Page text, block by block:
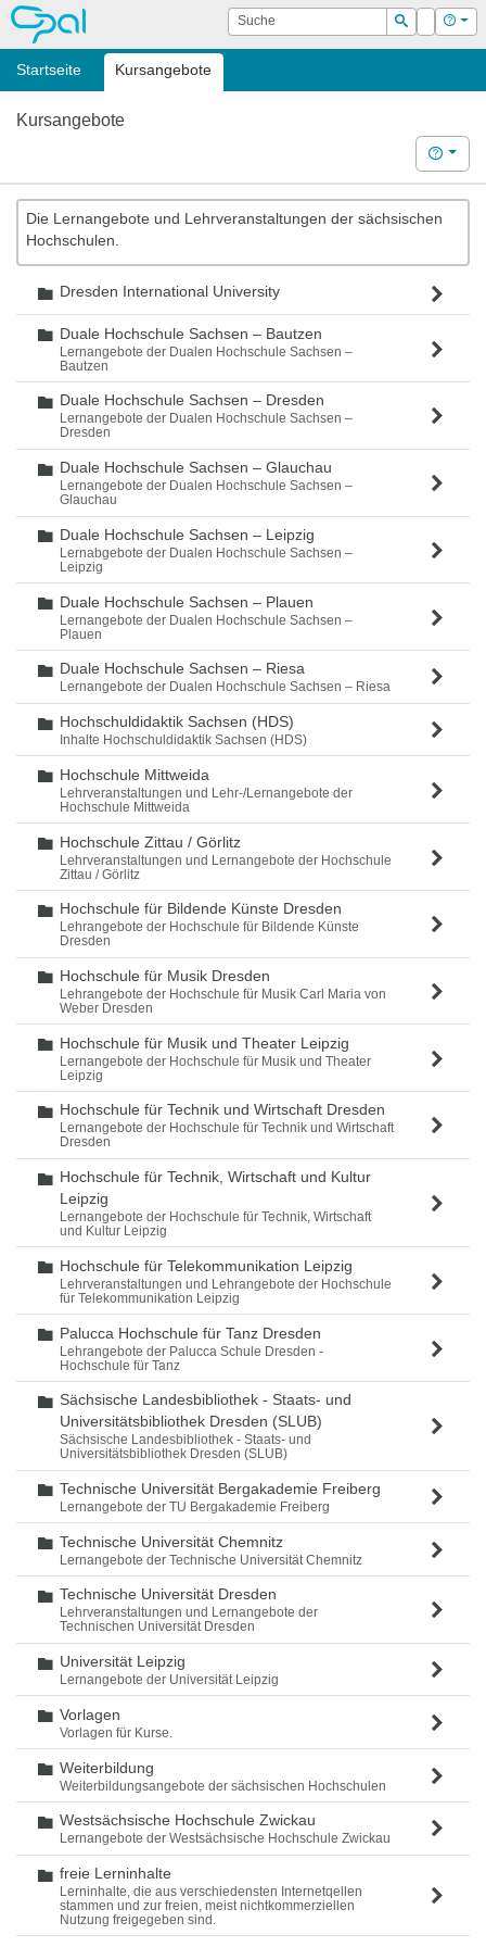
OPAL Suche
Suchen
Login Hilfe
Startseite Kursangebote
Kursangebote
Hilfe
Die Lernangebote und Lehrveranstaltungen der sächsischen
Hochschulen.
Ordner
Dresden International University
Ordner
Duale Hochschule Sachsen – Bautzen
Lernangebote der Dualen Hochschule Sachsen –
Bautzen
Ordner
Duale Hochschule Sachsen – Dresden
Lernangebote der Dualen Hochschule Sachsen –
Dresden
Ordner
Duale Hochschule Sachsen – Glauchau
Lernangebote der Dualen Hochschule Sachsen –
Glauchau
Ordner
Duale Hochschule Sachsen – Leipzig
Lernabgebote der Dualen Hochschule Sachsen –
Leipzig
Ordner
Duale Hochschule Sachsen – Plauen
Lernangebote der Dualen Hochschule Sachsen –
Plauen
Ordner
Duale Hochschule Sachsen – Riesa
Lernangebote der Dualen Hochschule Sachsen – Riesa
Ordner
Hochschuldidaktik Sachsen (HDS)
Inhalte Hochschuldidaktik Sachsen (HDS)
Ordner
Hochschule Mittweida
Lehrveranstaltungen und Lehr-/Lernangebote der
Hochschule Mittweida
Ordner
Hochschule Zittau / Görlitz
Lehrveranstaltungen und Lernangebote der Hochschule
Zittau / Görlitz
Ordner
Hochschule für Bildende Künste Dresden
Lehrangebote der Hochschule für Bildende Künste
Dresden
Ordner
Hochschule für Musik Dresden
Lehrangebote der Hochschule für Musik Carl Maria von
Weber Dresden
Ordner
Hochschule für Musik und Theater Leipzig
Lernangebote der Hochschule für Musik und Theater
Leipzig
Ordner
Hochschule für Technik und Wirtschaft Dresden
Lernangebote der Hochschule für Technik und Wirtschaft
Dresden
Ordner
Hochschule für Technik, Wirtschaft und Kultur
Leipzig
Lernangebote der Hochschule für Technik, Wirtschaft
und Kultur Leipzig
Ordner
Hochschule für Telekommunikation Leipzig
Lehrveranstaltungen und Lehrangebote der Hochschule
für Telekommunikation Leipzig
Ordner
Palucca Hochschule für Tanz Dresden
Lehrangebote der Palucca Schule Dresden -
Hochschule für Tanz
Ordner
Sächsische Landesbibliothek - Staats- und
Universitätsbibliothek Dresden (SLUB)
Sächsische Landesbibliothek - Staats- und
Universitätsbibliothek Dresden (SLUB)
Ordner
Technische Universität Bergakademie Freiberg
Lernangebote der TU Bergakademie Freiberg
Ordner
Technische Universität Chemnitz
Lernangebote der Technische Universität Chemnitz
Ordner
Technische Universität Dresden
Lehrveranstaltungen und Lernangebote der
Technischen Universität Dresden
Ordner
Universität Leipzig
Lernangebote der Universität Leipzig
Ordner
Vorlagen
Vorlagen für Kurse.
Ordner
Weiterbildung
Weiterbildungsangebote der sächsischen Hochschulen
Ordner
Westsächsische Hochschule Zwickau
Lernangebote der Westsächsische Hochschule Zwickau
Ordner
freie Lerninhalte
Lerninhalte, die aus verschiedensten Internetqellen
stammen und zur freien, meist nichtkommerziellen
Nutzung freigegeben sind.